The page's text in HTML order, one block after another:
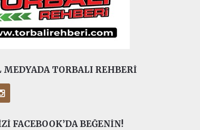
MEDYADA TORBALI REHBERI
FACEBOOK’DA BEĞENIN!